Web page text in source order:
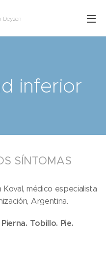
Deyzen
inferior
SÍNTOMAS
médico especialista
Argentina.
Tobillo. Pie.